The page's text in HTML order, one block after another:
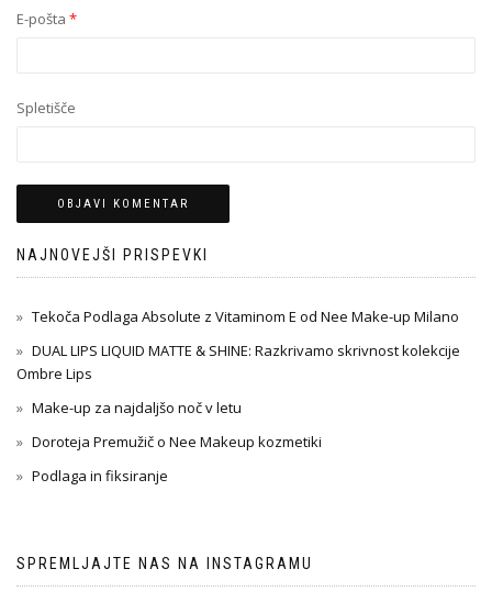
E-pošta *
Spletišče
NAJNOVEJŠI PRISPEVKI
Tekoča Podlaga Absolute z Vitaminom E od Nee Make-up Milano
DUAL LIPS LIQUID MATTE & SHINE: Razkrivamo skrivnost kolekcije
Ombre Lips
Make-up za najdaljšo noč v letu
Doroteja Premužič o Nee Makeup kozmetiki
Podlaga in fiksiranje
SPREMLJAJTE NAS NA INSTAGRAMU